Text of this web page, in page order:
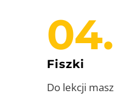
04.
Fiszki
Do lekcji